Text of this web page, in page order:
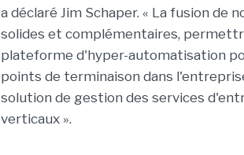
a déclaré Jim Schaper. « La fusion de
solides et complémentaires,
plateforme d'hyper-automatisation
points de terminaison dans
solution de gestion des services
verticaux ».